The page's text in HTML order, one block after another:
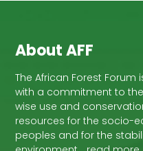
About AFF
The African Forest
with a commitment to
wise use and
resources for the socio-
peoples and for the